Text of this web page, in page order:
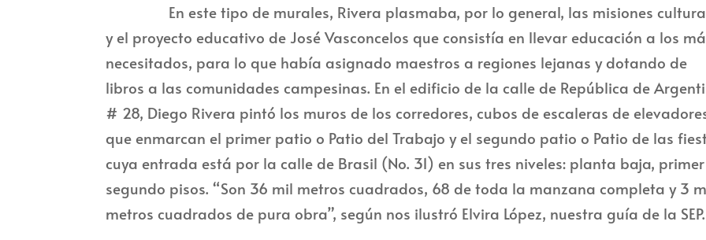
En este tipo de murales, Rivera plasmaba, por lo general, las misiones
y el proyecto educativo de José Vasconcelos que consistía en llevar educación a los
necesitados, para lo que había asignado maestros a regiones lejanas y dotando de
libros a las comunidades campesinas. En el edificio de la calle de República de
# 28, Diego Rivera pintó los muros de los corredores, cubos de escaleras de
que enmarcan el primer patio o Patio del Trabajo y el segundo patio o Patio de las
cuya entrada está por la calle de Brasil (No. 31) en sus tres niveles: planta baja,
segundo pisos. “Son 36 mil metros cuadrados, 68 de toda la manzana completa y 3
metros cuadrados de pura obra”, según nos ilustró Elvira López, nuestra guía de la SEP.